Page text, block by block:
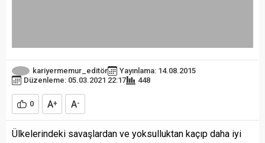
kariyermemur_editör
Yayınlama: 14.08.2015
Düzenleme: 05.03.2021 22:17
448
0 A+ A-
Ülkelerindeki savaşlardan ve yoksulluktan kaçıp daha iyi